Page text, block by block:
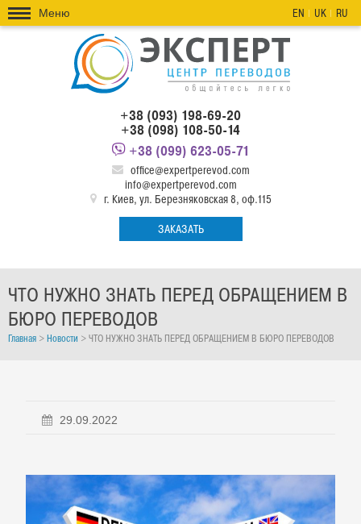
EN UK RU
+38 (093) 198-69-20
+38 (098) 108-50-14
+38 (099) 623-05-71
office@expertperevod.com
info@expertperevod.com
г. Киев, ул. Березняковская 8, оф.115
ЗАКАЗАТЬ
Меню
ЧТО НУЖНО ЗНАТЬ ПЕРЕД ОБРАЩЕНИЕМ В
БЮРО ПЕРЕВОДОВ
Главная > Новости > ЧТО НУЖНО ЗНАТЬ ПЕРЕД ОБРАЩЕНИЕМ В БЮРО ПЕРЕВОДОВ
29.09.2022